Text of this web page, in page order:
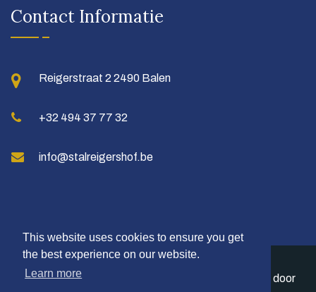
This website uses cookies to ensure you get
the best experience on our website.
Learn more
Contact Informatie
Reigerstraat 2 2490 Balen
+32 494 37 77 32
info@stalreigershof.be
Copyright © 2026 Stal Reigershof vzw. Ontwikkeld door